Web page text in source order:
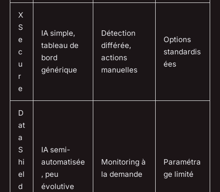
X
S
e
c
u
r
e
IA simple,
tableau de
bord
générique
Détection
différée,
actions
manuelles
Options
standardis
ées
D
at
a
S
hi
el
d
IA semi-
automatisée
, peu
évolutive
Monitoring à
la demande
Paramétra
ge limité